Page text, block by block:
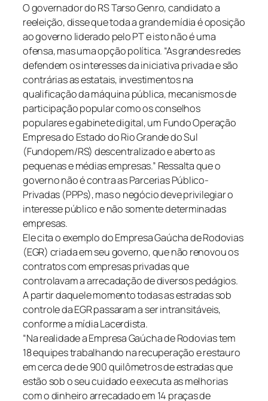
O governador do RS Tarso Genro, candidato a
reeleição, disse que toda a grande mídia é oposição
ao governo liderado pelo PT e isto não é uma
ofensa, mas uma opção política. “As grandes redes
defendem os interesses da iniciativa privada e são
contrárias as estatais, investimentos na
qualificação da máquina pública, mecanismos de
participação popular como os conselhos
populares e gabinete digital, um Fundo Operação
Empresa do Estado do Rio Grande do Sul
(Fundopem/RS) descentralizado e aberto as
pequenas e médias empresas.” Ressalta que o
governo não é contra as Parcerias Público-
Privadas (PPPs), mas o negócio deve privilegiar o
interesse público e não somente determinadas
empresas.
Ele cita o exemplo do Empresa Gaúcha de Rodovias
(EGR) criada em seu governo, que não renovou os
contratos com empresas privadas que
controlavam a arrecadação de diversos pedágios.
A partir daquele momento todas as estradas sob
controle da EGR passaram a ser intransitáveis,
conforme a mídia Lacerdista.
“Na realidade a Empresa Gaúcha de Rodovias tem
18 equipes trabalhando na recuperação e restauro
em cerca de de 900 quilômetros de estradas que
estão sob o seu cuidado e executa as melhorias
com o dinheiro arrecadado em 14 praças de